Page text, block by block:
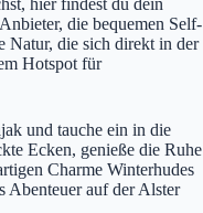
hier findest du dein
die bequemen Self-
Natur, die sich direkt in der
Hotspot für
und tauche ein in die
Ecken, genieße die Ruhe
Charme Winterhudes
Abenteuer auf der Alster